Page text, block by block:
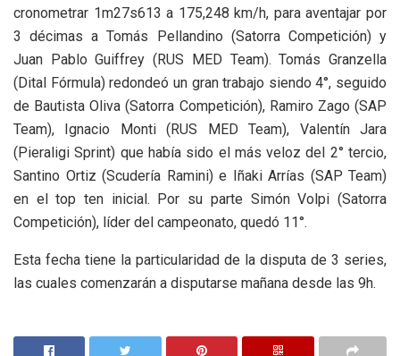
cronometrar 1m27s613 a 175,248 km/h, para aventajar por
3 décimas a Tomás Pellandino (Satorra Competición) y
Juan Pablo Guiffrey (RUS MED Team). Tomás Granzella
(Dital Fórmula) redondeó un gran trabajo siendo 4°, seguido
de Bautista Oliva (Satorra Competición), Ramiro Zago (SAP
Team), Ignacio Monti (RUS MED Team), Valentín Jara
(Pieraligi Sprint) que había sido el más veloz del 2° tercio,
Santino Ortiz (Scudería Ramini) e Iñaki Arrías (SAP Team)
en el top ten inicial. Por su parte Simón Volpi (Satorra
Competición), líder del campeonato, quedó 11°.
Esta fecha tiene la particularidad de la disputa de 3 series,
las cuales comenzarán a disputarse mañana desde las 9h.